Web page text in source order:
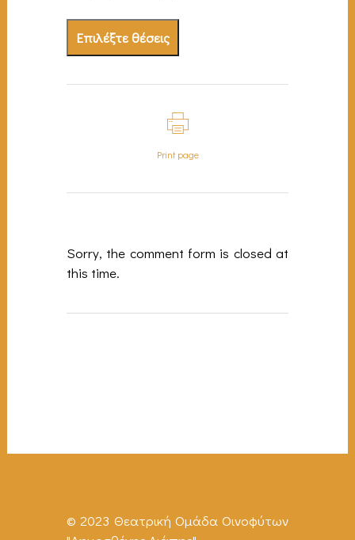
Επιλέξτε θέσεις
Print page
Sorry, the comment form is closed at
this time.
© 2023 Θεατρική Ομάδα Οινοφύτων